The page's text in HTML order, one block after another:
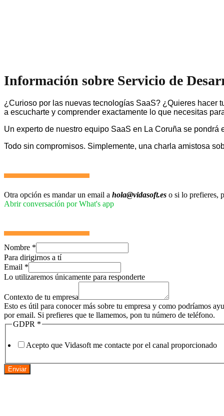
Información sobre Servicio de
¿Curioso por las nuevas tecnologías SaaS? ¿Quieres hacer
a escucharte y comprender exactamente lo que necesitas
Un experto de nuestro equipo SaaS en La Coruña se
Todo sin compromisos. Simplemente, una charla amistosa
Otra opción es mandar un email a hola@vidasoft.es o si lo prefieres,
Abrir conversación por What's app
Nombre *
Para dirigirnos a tí
Email *
Lo utilizaremos únicamente para responderte
Contexto de tu empresa
Esto es útil para conocer más sobre tu empresa y como podríamos
por email. Si prefieres que te llamemos, pon tu número de teléfono.
GDPR *
Acepto que Vidasoft me contacte por el canal proporcionado
Enviar